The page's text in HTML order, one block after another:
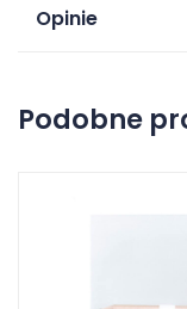
Opinie
Podobne